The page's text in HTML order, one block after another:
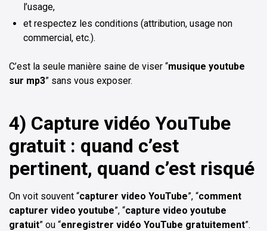
l’usage,
et respectez les conditions (attribution, usage non
commercial, etc.).
C’est la seule manière saine de viser “musique youtube
sur mp3” sans vous exposer.
4) Capture vidéo YouTube
gratuit : quand c’est
pertinent, quand c’est risqué
On voit souvent “capturer video YouTube”, “comment
capturer video youtube”, “capture video youtube
gratuit” ou “enregistrer vidéo YouTube gratuitement”.